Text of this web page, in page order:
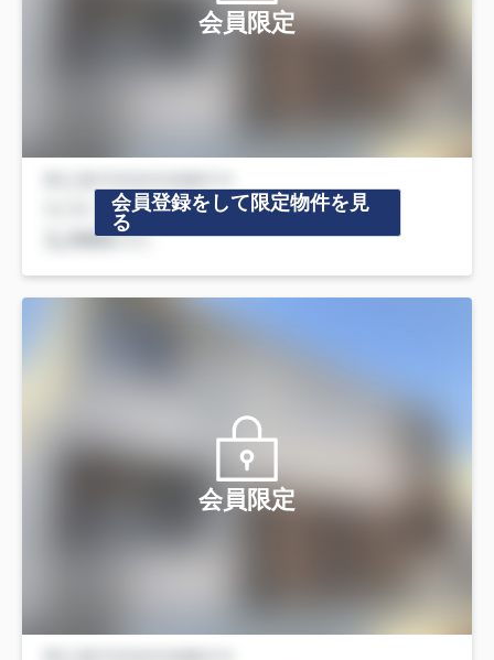
会員限定
会員登録をして限定物件を見
る
会員限定